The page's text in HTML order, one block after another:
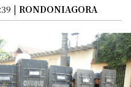
| RONDONIAGORA